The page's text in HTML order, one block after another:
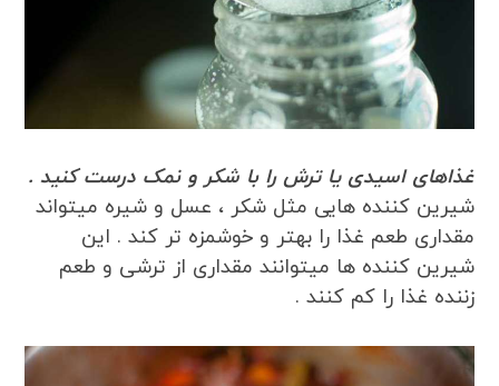
غذاهای اسیدی یا ترش را با شکر و نمک درست کنید .
شیرین کننده هایی مثل شکر ، عسل و شیره میتواند
مقداری طعم غذا را بهتر و خوشمزه تر کند . این
شیرین کننده ها میتوانند مقداری از ترشی و طعم
زننده غذا را کم کنند .